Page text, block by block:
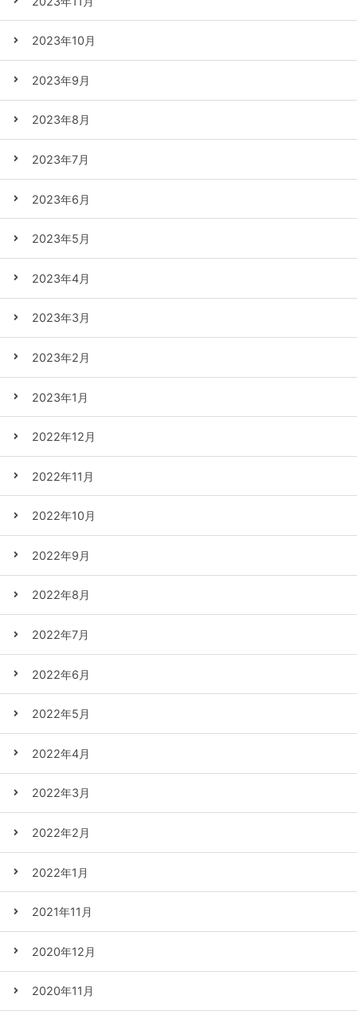
2023年10月
2023年9月
2023年8月
2023年7月
2023年6月
2023年5月
2023年4月
2023年3月
2023年2月
2023年1月
2022年12月
2022年11月
2022年10月
2022年9月
2022年8月
2022年7月
2022年6月
2022年5月
2022年4月
2022年3月
2022年2月
2022年1月
2021年11月
2020年12月
2020年11月